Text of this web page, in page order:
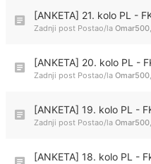
[ANKETA] 21. kolo PL -
Zadnji post Postao/la Omar500,
[ANKETA] 20. kolo PL -
Zadnji post Postao/la Omar500,
[ANKETA] 19. kolo PL -
Zadnji post Postao/la Omar500,
[ANKETA] 18. kolo PL -